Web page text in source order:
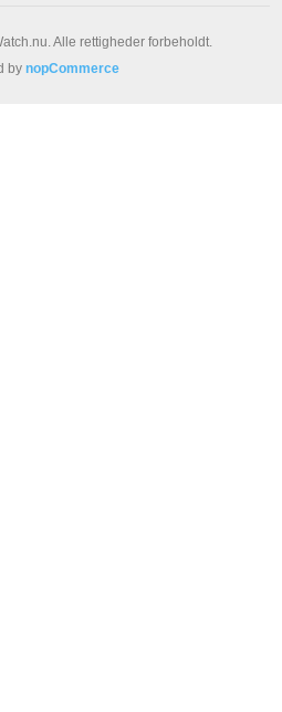
Alle rettigheder forbeholdt.
by nopCommerce